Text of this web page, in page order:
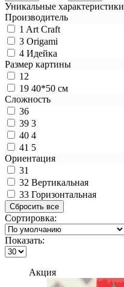
Уникальные характеристики
Производитель
1 Art Craft
3 Origami
4 Идейка
Размер картины
12
19 40*50 см
Сложность
36
39 3
40 4
41 5
Ориентация
31
32 Вертикальная
33 Горизонтальная
Сортировка:
Показать:
Акция